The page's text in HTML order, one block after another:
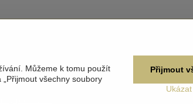
Můžeme k tomu použít
všechny soubory
Přijmout